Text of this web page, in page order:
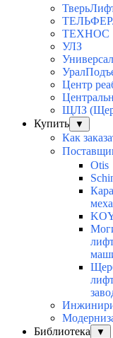
ТЕХНОС
УЛЗ
Центр
ЩЛЗ
Купить
▼
Как
Otis
Библиотека
▼